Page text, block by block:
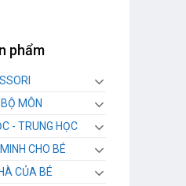
phẩm
MÔN
- TRUNG HỌC
CHO BÉ
CỦA BÉ